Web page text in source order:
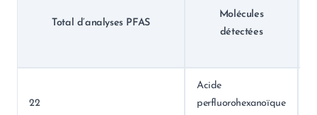
Total d’analyses PFAS
Molécules
détectées
22
Acide
perfluorohexanoïque